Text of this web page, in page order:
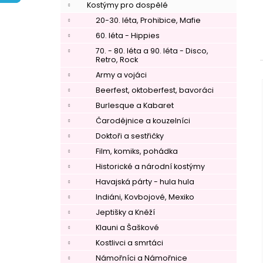
Kostýmy pro dospělé
20-30. léta, Prohibice, Mafie
60. léta - Hippies
70. - 80. léta a 90. léta - Disco,
Retro, Rock
Army a vojáci
Beerfest, oktoberfest, bavoráci
Burlesque a Kabaret
Čarodějnice a kouzelníci
Doktoři a sestřičky
Film, komiks, pohádka
Historické a národní kostýmy
Havajská párty - hula hula
Indiáni, Kovbojové, Mexiko
Jeptišky a Kněží
Klauni a Šaškové
Kostlivci a smrtáci
Námořníci a Námořnice